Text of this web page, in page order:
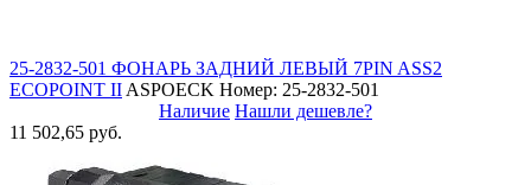
25-2832-501 ФОНАРЬ ЗАДНИЙ ЛЕВЫЙ 7PIN ASS2
ECOPOINT II ASPOECK Номер: 25-2832-501
Наличие Нашли дешевле?
11 502,65 руб.